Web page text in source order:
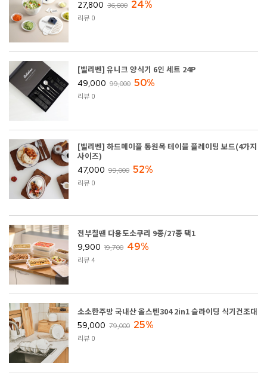
27,800 36,600 24%
리뷰 0
[벨리벤] 유니크 양식기 6인 세트 24P
49,000 99,000 50%
리뷰 0
[벨리벤] 하드메이플 통원목 테이블 플레이팅 보드(4가지
사이즈)
47,000 99,000 52%
리뷰 0
전부칠땐 다용도소쿠리 9종/27종 택1
9,900 19,700 49%
리뷰 4
소소한주방 국내산 올스텐304 2in1 슬라이딩 식기건조대
59,000 79,000 25%
리뷰 0